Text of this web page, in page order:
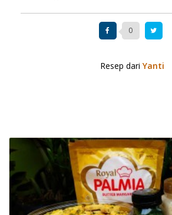
0
Resep dariYanti